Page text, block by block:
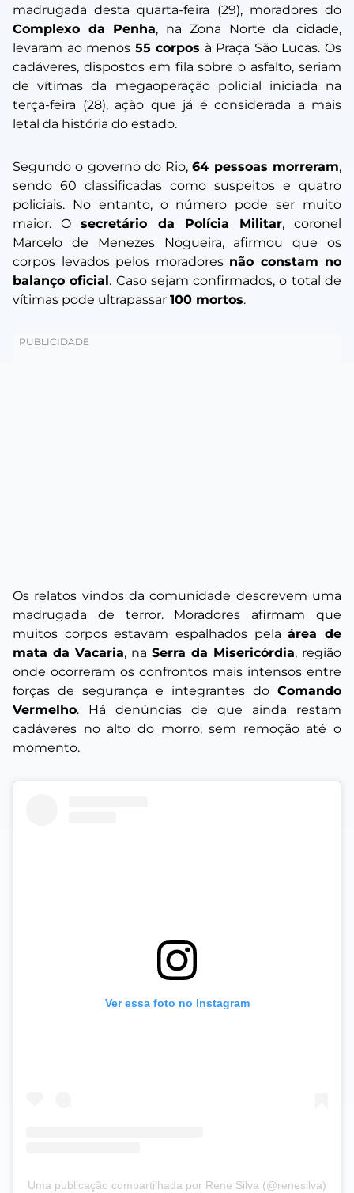
madrugada desta quarta-feira (29), moradores do
Complexo da Penha, na Zona Norte da cidade,
levaram ao menos 55 corpos à Praça São Lucas. Os
cadáveres, dispostos em fila sobre o asfalto, seriam
de vítimas da megaoperação policial iniciada na
terça-feira (28), ação que já é considerada a mais
letal da história do estado.
Segundo o governo do Rio,64 pessoas morreram,
sendo 60 classificadas como suspeitos e quatro
policiais. No entanto, o número pode ser muito
maior. Osecretário da Polícia Militar, coronel
Marcelo de Menezes Nogueira, afirmou que os
corpos levados pelos moradores não constam no
balanço oficial. Caso sejam confirmados, o total de
vítimas pode ultrapassar 100 mortos.
Os relatos vindos da comunidade descrevem uma
madrugada de terror. Moradores afirmam que
muitos corpos estavam espalhados pelaárea de
mata da Vacaria, na Serra da Misericórdia, região
onde ocorreram os confrontos mais intensos entre
forças de segurança e integrantes do Comando
Vermelho. Há denúncias de que ainda restam
cadáveres no alto do morro, sem remoção até o
momento.
Ver essa foto no Instagram
Uma publicação compartilhada por Rene Silva (@renesilva)